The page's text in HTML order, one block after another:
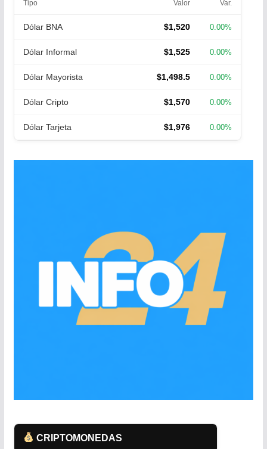
Tipo Valor Var.
Dólar BNA $1,520 0.00%
Dólar Informal $1,525 0.00%
Dólar Mayorista $1,498.5 0.00%
Dólar Cripto $1,570 0.00%
Dólar Tarjeta $1,976 0.00%
CRIPTOMONEDAS